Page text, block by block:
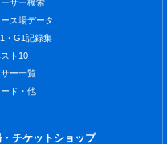
サー検索
ス場データ
・G1記録集
ト10
ー一覧
ド・他
チケットショップ